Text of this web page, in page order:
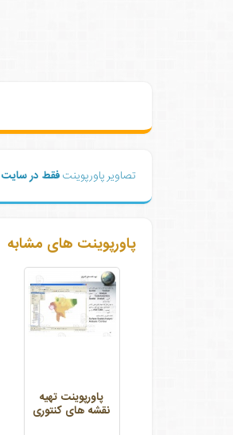
تصاویر پاورپوینت فقط در سایت
پاورپوینت های مشابه
پاورپوینت تهيه
نقشه های كنتوری